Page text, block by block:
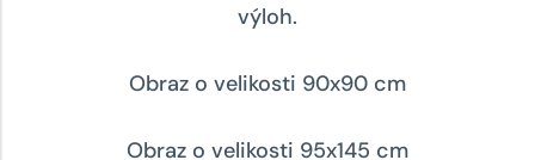
výloh.
Obraz o velikosti 90x90 cm
Obraz o velikosti 95x145 cm